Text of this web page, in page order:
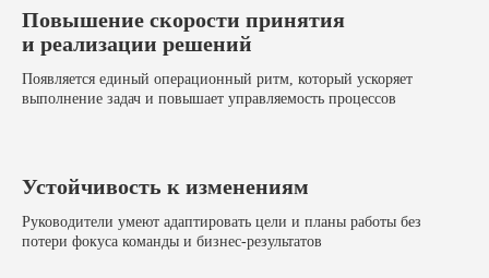
Повышение скорости принятия
и реализации решений
Появляется единый операционный ритм, который ускоряет
выполнение задач и повышает управляемость процессов
Устойчивость к изменениям
Руководители умеют адаптировать цели и планы работы без
потери фокуса команды и бизнес-результатов